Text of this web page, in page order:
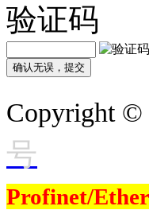
验证码
Copyright
号
Profinet/